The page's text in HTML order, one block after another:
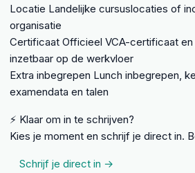
Locatie Landelijke cursuslocaties of
organisatie
Certificaat Officieel VCA-certificaat
inzetbaar op de werkvloer
Extra inbegrepen Lunch inbegrepen,
examendata en talen
⚡ Klaar om in te schrijven?
Kies je moment en schrijf je direct in.
Schrijf je direct in →